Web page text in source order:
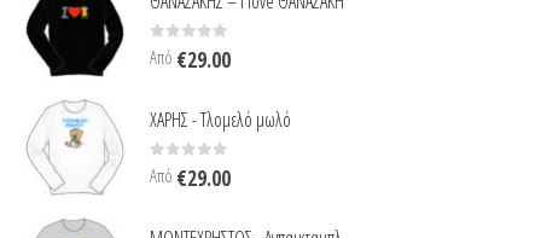
0 out of 5
Από €29.00
ΧΑΡΗΣ - Τλομελό μωλό
0 out of 5
Από €29.00